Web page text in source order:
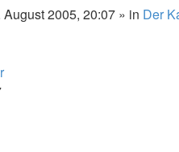
2005, 20:07 » in Der